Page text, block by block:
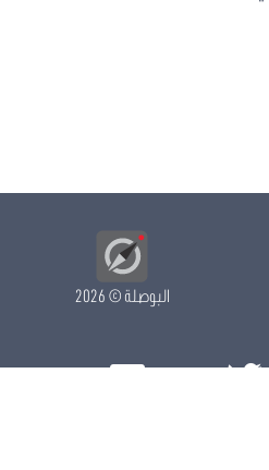
البوصلة© 2026